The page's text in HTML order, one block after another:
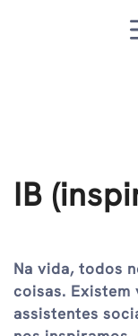
IB
Na vida, todos
coisas.
assistentes